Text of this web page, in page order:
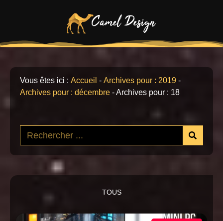
Vous êtes ici : Accueil - Archives pour : 2019 -
Archives pour : décembre -Archives pour : 18
TOUS